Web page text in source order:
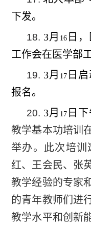
下发。
18. 3月 16 日
工作会在医学部
19. 3月 17 日
报名。
20. 3月 17 日下
教学基本功培训
举办。此次培训
红、王会民、张
教学经验的专家
的青年教师们进
教学水平和创新